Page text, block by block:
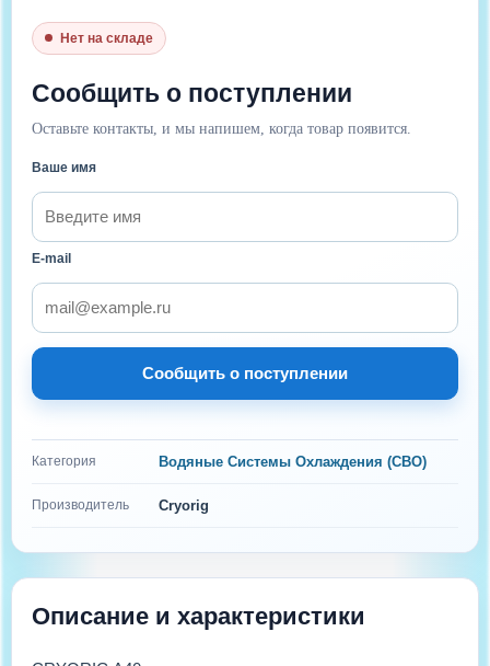
Нет на складе
Сообщить о поступлении
Оставьте контакты, и мы напишем, когда товар появится.
Ваше имя
E-mail
Сообщить о поступлении
Категория Водяные Системы Охлаждения (СВО)
Производитель Cryorig
Описание и характеристики